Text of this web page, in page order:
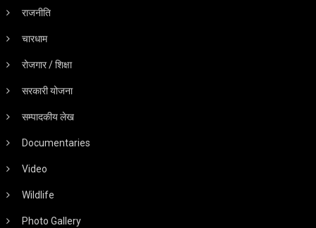
राजनीति
चारधाम
रोजगार / शिक्षा
सरकारी योजना
सम्पादकीय लेख
Documentaries
Video
Wildlife
Photo Gallery